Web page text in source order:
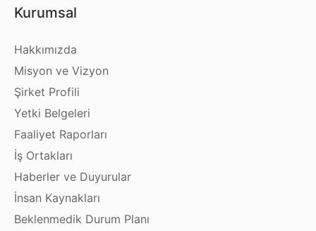
Kurumsal
Hakkımızda
Misyon ve Vizyon
Şirket Profili
Yetki Belgeleri
Faaliyet Raporları
İş Ortakları
Haberler ve Duyurular
İnsan Kaynakları
Beklenmedik Durum Planı